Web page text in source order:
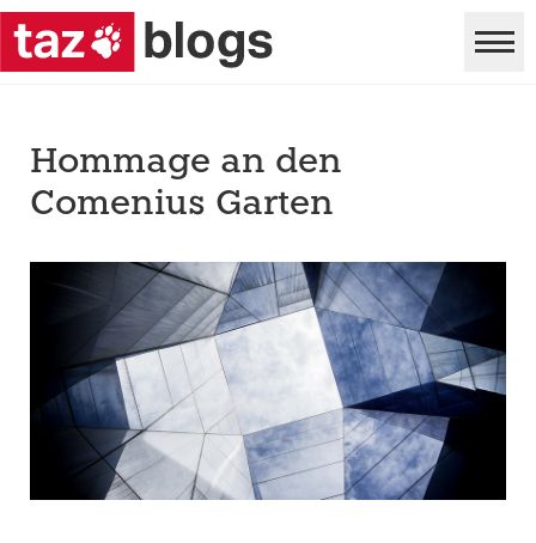
Hommage an den
Comenius Garten